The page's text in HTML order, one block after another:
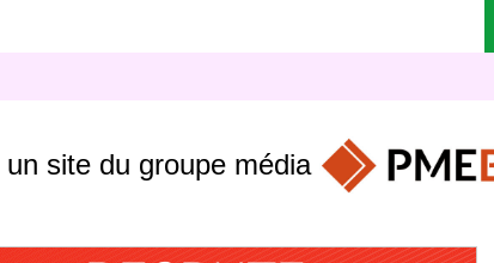
un site du groupe média